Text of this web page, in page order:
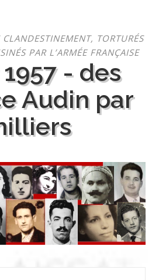
TORTURÉS
PAR L’ARMÉE FRANÇAISE
- des
Audin par